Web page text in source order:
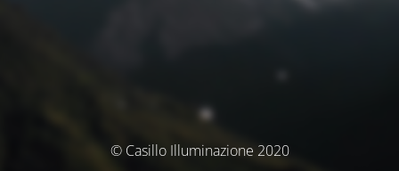
© Casillo Illuminazione 2020